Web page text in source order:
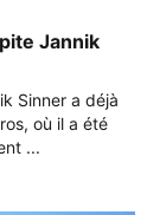
Jannik
Sinner a déjà
où il a été
...